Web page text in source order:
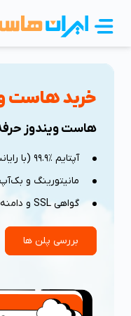
خرید هاست
هاست ویندوز
آپتایم ٪۹۹.۹ (با رایانش ابری)
مانیتورینگ و بک‌آپ 24 ساعته
گواهی SSL و دامنه ir رایگان
بررسی پلن ها
۴۹۵ هزار تومان
۱۷%
در صورت
۴۱۰ هزار
هزینه